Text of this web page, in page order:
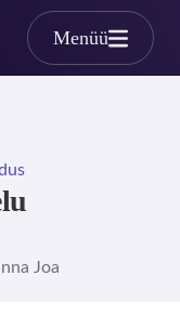
Menüü
Joa